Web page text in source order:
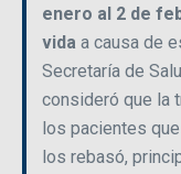
enero al 2 de
vidaa causa de
Secretaría de
consideró que la
los pacientes
los rebasó,